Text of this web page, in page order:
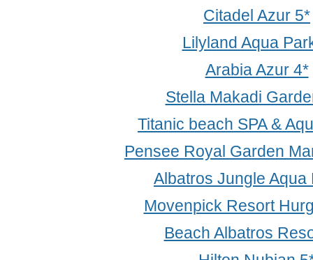
Citadel Azur 5*
Lilyland Aqua
Arabia Azur 4*
Stella Makadi
Titanic beach SPA &
Pensee Royal Garden
Albatros Jungle Aqua
Movenpick Resort
Beach Albatros